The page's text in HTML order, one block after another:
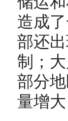
造成
部还
制；
部分
量增